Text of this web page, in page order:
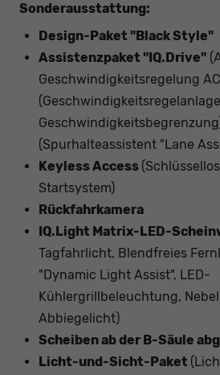
Sonderausstattung:
Design-Paket "Black Style"
Assistenzpaket "IQ.Drive"
Geschwindigkeitsregelung
(Spurhalteassistent "Lane
Keyless Access
Startsystem)
Rückfahrkamera
IQ.Light Matrix-LED-
Tagfahrlicht, Blendfreies
"Dynamic Light Assist", LED-
Kühlergrillbeleuchtung,
Abbiegelicht)
Scheiben ab der B-Säule
Licht-und-Sicht-Paket